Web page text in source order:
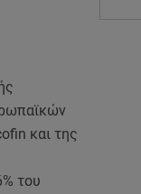
και της
του